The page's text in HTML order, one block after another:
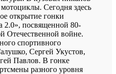
Сегодня здесь
открытие гонки
2.0», посвященной 80-
Отечественной войне.
спортивного
Сергей Укустов,
Павлов. В гонке
разного уровня